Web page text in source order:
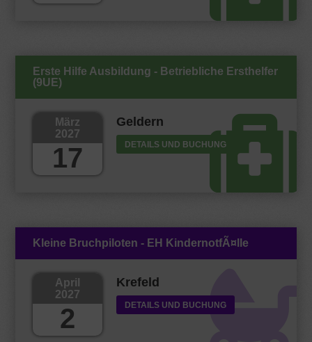
Erste Hilfe Ausbildung - Betriebliche Ersthelfer
(9UE)
März
2027
17
Geldern
DETAILS UND BUCHUNG
Kleine Bruchpiloten - EH KindernotfÃ¤lle
April
2027
2
Krefeld
DETAILS UND BUCHUNG